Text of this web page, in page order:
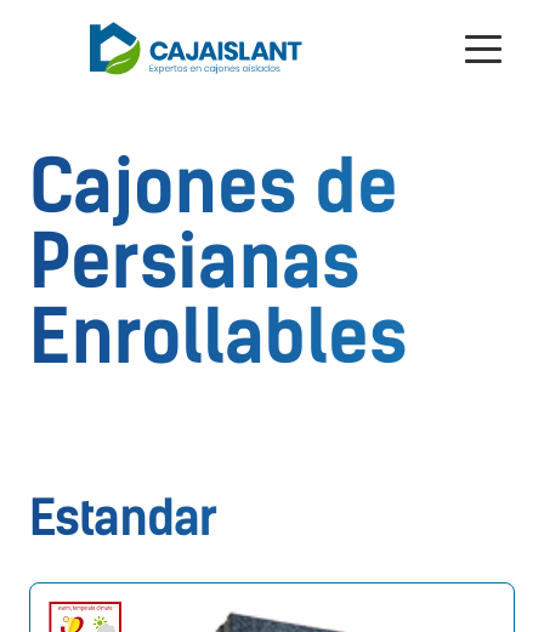
Cajones de
Persianas
Enrollables
Estandar